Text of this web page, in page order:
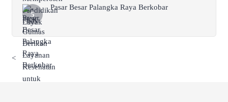
Pasar Besar Palangka Raya Berkobar
<